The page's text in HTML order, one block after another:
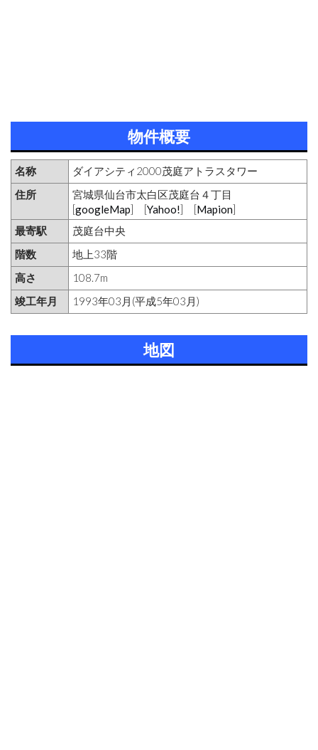
物件概要
名称
ダイアシティ2000茂庭アトラスタワー
住所
宮城県仙台市太白区茂庭台４丁目
[googleMap] [Yahoo!] [Mapion]
最寄駅
茂庭台中央
階数
地上33階
高さ
108.7m
竣工年月
1993年03月(平成5年03月)
地図